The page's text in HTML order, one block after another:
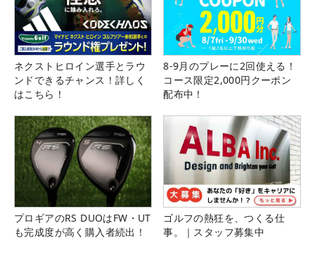
ネクストヒロイン選手とラウ
ンドできるチャンス！詳しく
はこちら！
8-9月のプレーに2回使える！
コース限定2,000円クーポン
配布中！
プロギアのRS DUOはFW・UT
も完成度が高く購入者続出！
ゴルフの熱狂を、つくる仕
事。｜スタッフ募集中